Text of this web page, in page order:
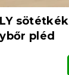
sötétkék
pléd